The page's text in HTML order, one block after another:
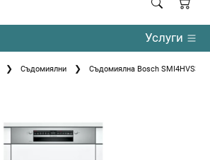
Услуги
Съдомиялни Съдомиялна Bosch SMI4HVS33E